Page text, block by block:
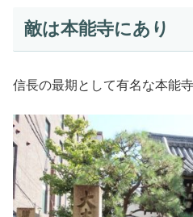
敵は本能寺にあり
信長の最期として有名な本能寺